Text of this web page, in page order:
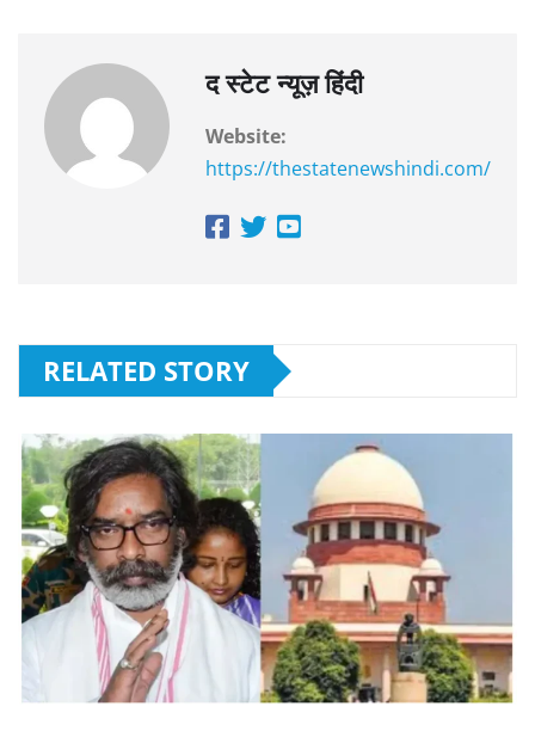
द स्टेट न्यूज़ हिंदी
Website:
https://thestatenewshindi.com/
RELATED STORY